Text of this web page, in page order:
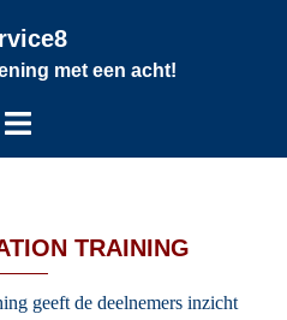
met een acht!
TRAINING
geeft de deelnemers inzicht